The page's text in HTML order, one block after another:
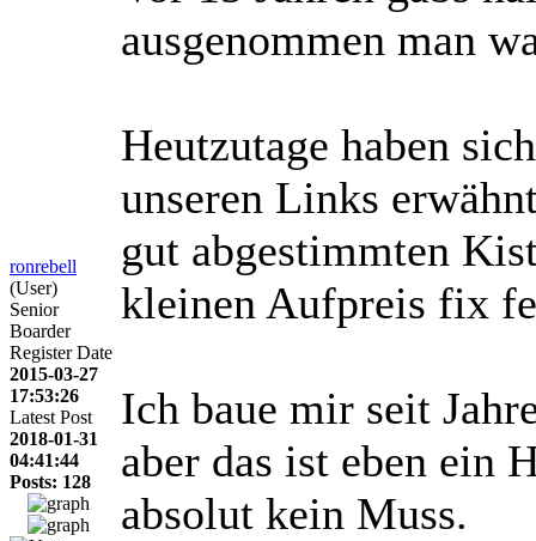
ronrebell
(User)
Senior
Boarder
Register Date
2015-03-27
17:53:26
Latest Post
2018-01-31
04:41:44
Posts: 128
ausgenommen man
Heutzutage haben
unseren Links
gut abgestimmten
kleinen Aufpreis fix
Ich baue mir seit
aber das ist eben ein
absolut kein Muss.